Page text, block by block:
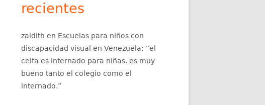
recientes
zaidith en Escuelas para niños con
discapacidad visual en Venezuela: “el
ceifa es internado para niñas. es muy
bueno tanto el colegio como el
internado.”